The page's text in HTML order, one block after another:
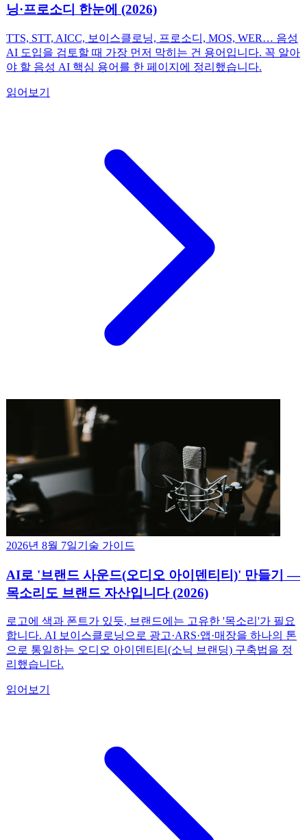
닝·프로소디 한눈에 (2026)
TTS, STT, AICC, 보이스클로닝, 프로소디, MOS, WER… 음성
AI 도입을 검토할 때 가장 먼저 막히는 건 용어입니다. 꼭 알아
야 할 음성 AI 핵심 용어를 한 페이지에 정리했습니다.
읽어보기
2026년 8월 7일기술 가이드
AI로 '브랜드 사운드(오디오 아이덴티티)' 만들기 —
목소리도 브랜드 자산입니다 (2026)
로고에 색과 폰트가 있듯, 브랜드에는 고유한 '목소리'가 필요
합니다. AI 보이스클로닝으로 광고·ARS·앱·매장을 하나의 톤
으로 통일하는 오디오 아이덴티티(소닉 브랜딩) 구축법을 정
리했습니다.
읽어보기